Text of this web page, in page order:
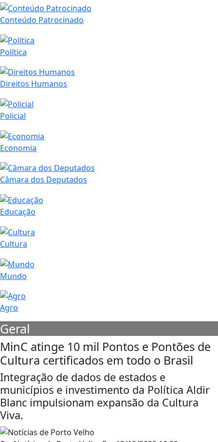
Conteúdo Patrocinado
Política
Direitos Humanos
Policial
Economia
Câmara dos Deputados
Educação
Cultura
Mundo
Agro
Geral
MinC atinge 10 mil Pontos e Pontões de
Cultura certificados em todo o Brasil
Integração de dados de estados e
municípios e investimento da Política Aldir
Blanc impulsionam expansão da Cultura
Viva.